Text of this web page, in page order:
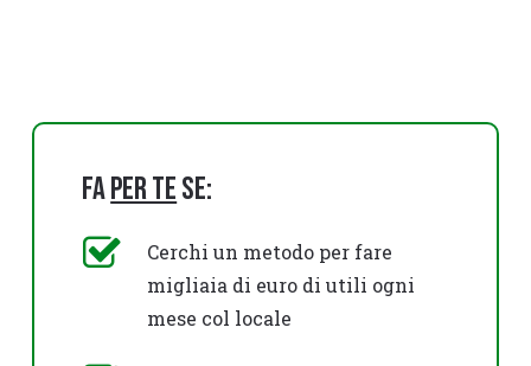
Faper tese:
Cerchi un metodo per fare
migliaia di euro di utili ogni
mese col locale